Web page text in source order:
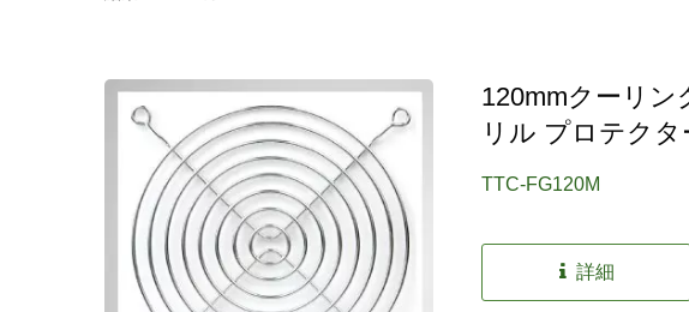
120mmクーリ
リル プロテクタ
TTC-FG120M
詳細
RV冷蔵庫ファン IP55防水ファ